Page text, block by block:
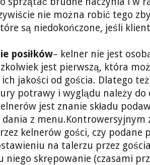
nie można robić tego
są niedokończone, jeśli
posiłków– kelner nie jest
jest pierwszą, która
jakości od gościa. Dlatego
potrawy i wyglądu należy do
jest znanie składu
dania z menu.Kontrowersyjnym
kelnerów gości, czy podane
na talerzu przez
niego skrępowanie (czasami